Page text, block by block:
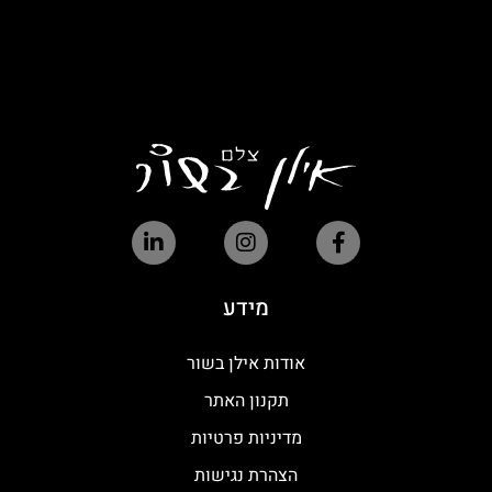
מידע
אודות אילן בשור
תקנון האתר
מדיניות פרטיות
הצהרת נגישות